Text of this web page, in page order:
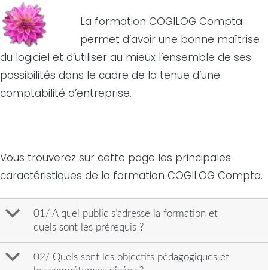
La formation COGILOG Compta
permet d’avoir une bonne maîtrise
du logiciel et d’utiliser au mieux l’ensemble de ses
possibilités dans le cadre de la tenue d’une
comptabilité d’entreprise.
Vous trouverez sur cette page les principales
caractéristiques de la formation COGILOG Compta.
b
01/ A quel public s’adresse la formation et
quels sont les prérequis ?
b
02/ Quels sont les objectifs pédagogiques et